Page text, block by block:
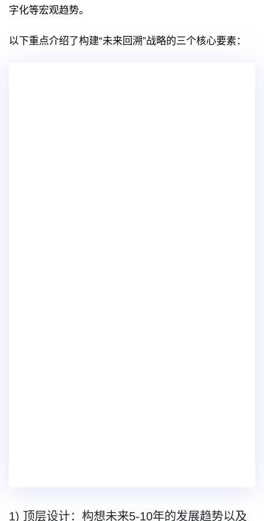
字化等宏观趋势。
以下重点介绍了构建“未来回溯”战略的三个核心要素：
1) 顶层设计：构想未来5-10年的发展趋势以及